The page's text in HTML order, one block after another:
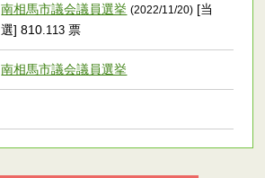
南相馬市議会議員選挙 (2022/11/20) [当
選] 810 .113 票
南相馬市議会議員選挙